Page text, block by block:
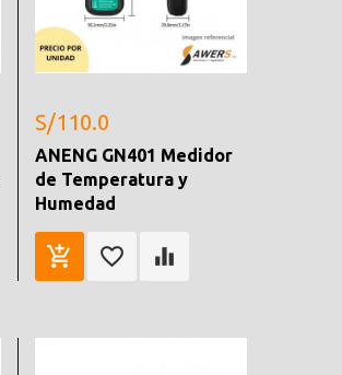
S/110.0
ANENG GN401 Medidor
de Temperatura y
Humedad